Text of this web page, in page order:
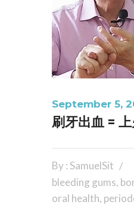
September 5,
刷牙出血 =
By : SamuelSit
bleeding gums,
oral health,